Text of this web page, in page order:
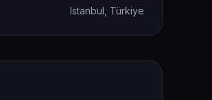
Istanbul, Türkiye